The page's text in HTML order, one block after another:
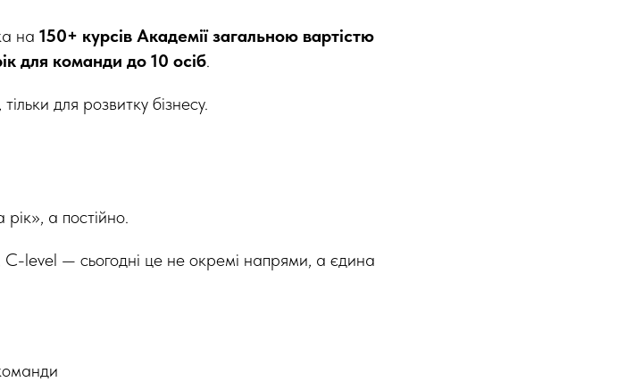
на 150+ курсів Академії загальною вартістю
для команди до 10 осіб.
для розвитку бізнесу.
а постійно.
level — сьогодні це не окремі напрями, а єдина